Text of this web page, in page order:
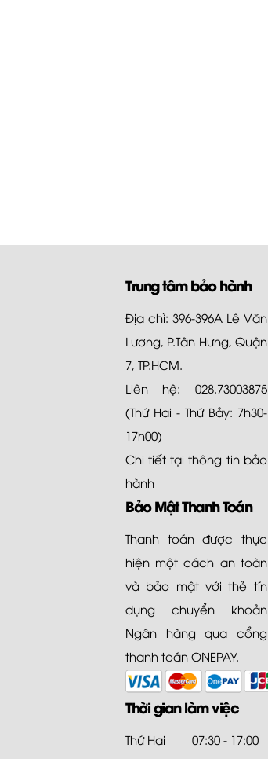
Trung tâm bảo hành
Địa chỉ: 396-396A Lê Văn
Lương, P.Tân Hưng, Quận
7, TP.HCM.
Liên hệ: 028.73003875
(Thứ Hai - Thứ Bảy: 7h30-
17h00)
Chi tiết tạithông tin bảo
hành
Bảo Mật Thanh Toán
Thanh toán được thực
hiện một cách an toàn
và bảo mật với thẻ tín
dụng chuyển khoản
Ngân hàng qua cổng
thanh toán ONEPAY.
Thời gian làm việc
Thứ Hai
07:30 - 17:00